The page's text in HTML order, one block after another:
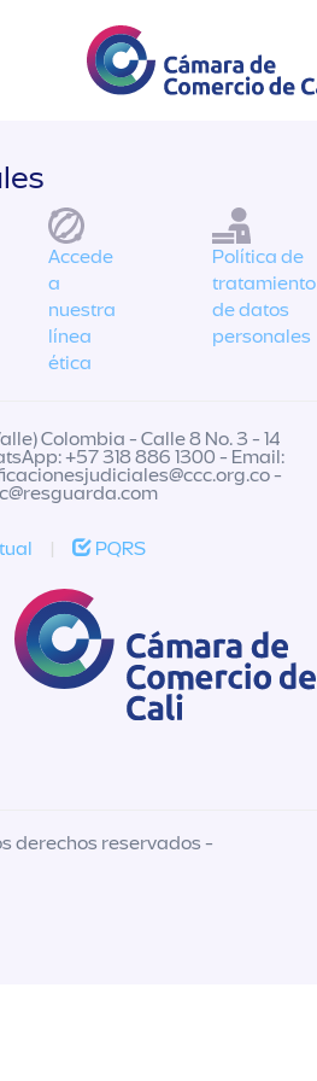
Accede
a
nuestra
línea
ética
Política de
tratamiento
de datos
personales
Colombia - Calle 8 No. 3 - 14
+57 318 886 1300 - Email:
-
| PQRS
derechos reservados -